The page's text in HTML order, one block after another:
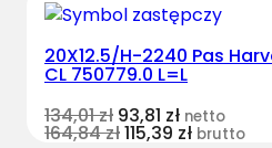
20X12.5/H-2240 Pas
CL 750779.0 L=L
134,01zł 93,81 zł netto
164,84zł115,39 zł brutto